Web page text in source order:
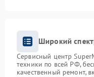
Широкий
Сервисный центр
техники по всей РФ,
качественный ремонт,